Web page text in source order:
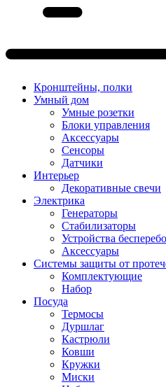
Кронштейны, полки
Умный дом
Умные розетки
Блоки управления
Аксессуары
Сенсоры
Датчики
Интерьер
Декоративные свечи
Электрика
Генераторы
Стабилизаторы
Устройства
Аксессуары
Системы защиты от
Комплектующие
Набор
Посуда
Термосы
Дуршлаг
Кастрюли
Ковши
Кружки
Миски